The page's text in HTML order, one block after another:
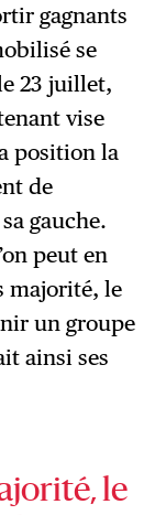
gagnants
se
23 juillet,
vise
position la
de
gauche.
peut en
majorité, le
un groupe
ainsi ses
le